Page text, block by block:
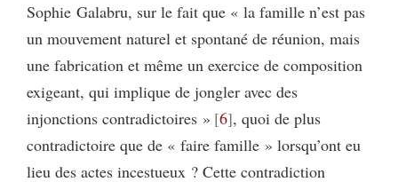
Sophie Galabru, sur le fait que « la famille n’est pas
un mouvement naturel et spontané de réunion, mais
une fabrication et même un exercice de composition
exigeant, qui implique de jongler avec des
injonctions contradictoires » 6 , quoi de plus
contradictoire que de « faire famille » lorsqu’ont eu
lieu des actes incestueux ? Cette contradiction